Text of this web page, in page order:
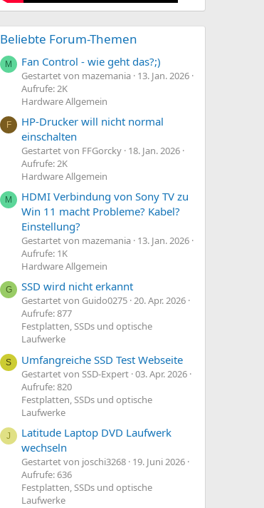
Beliebte Forum-Themen
M Fan Control - wie geht das?;)
Gestartet von mazemania 13. Jan. 2026
Aufrufe: 2K
Hardware Allgemein
F
HP-Drucker will nicht normal
einschalten
Gestartet von FFGorcky 18. Jan. 2026
Aufrufe: 2K
Hardware Allgemein
M
HDMI Verbindung von Sony TV zu
Win 11 macht Probleme? Kabel?
Einstellung?
Gestartet von mazemania 13. Jan. 2026
Aufrufe: 1K
Hardware Allgemein
G SSD wird nicht erkannt
Gestartet von Guido0275 20. Apr. 2026
Aufrufe: 877
Festplatten, SSDs und optische
Laufwerke
S Umfangreiche SSD Test Webseite
Gestartet von SSD-Expert 03. Apr. 2026
Aufrufe: 820
Festplatten, SSDs und optische
Laufwerke
J
Latitude Laptop DVD Laufwerk
wechseln
Gestartet von joschi3268 19. Juni 2026
Aufrufe: 636
Festplatten, SSDs und optische
Laufwerke